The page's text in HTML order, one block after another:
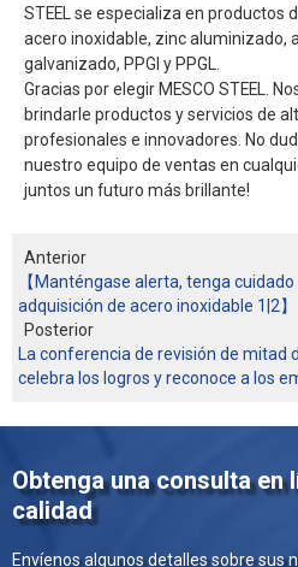
STEEL se especializa en productos
acero inoxidable, zinc aluminizado,
galvanizado, PPGI y PPGL.
Gracias por elegir MESCO STEEL.
brindarle productos y servicios de
profesionales e innovadores. No
nuestro equipo de ventas en
juntos un futuro más brillante!
Anterior
【Manténgase alerta, tenga
adquisición de acero inoxidable 1|2】
Posterior
La conferencia de revisión de mitad
celebra los logros y reconoce a los
Obtenga una consulta en
calidad
Envíenos algunos detalles sobre sus